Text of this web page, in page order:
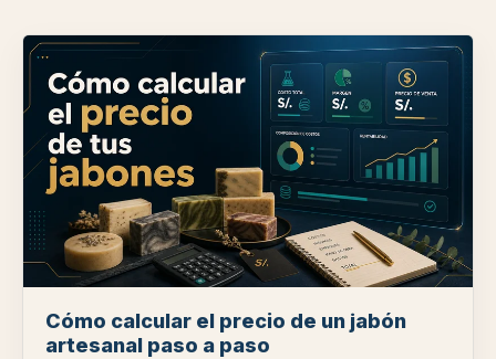
Cómo calcular el precio de un jabón
artesanal paso a paso